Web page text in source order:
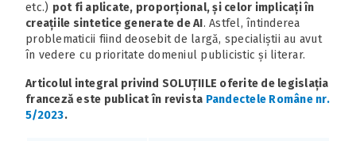
etc.) pot fi aplicate, proporțional, și celor implicați în
creațiile sintetice generate de AI. Astfel, întinderea
problematicii fiind deosebit de largă, specialiștii au avut
în vedere cu prioritate domeniul publicistic și literar.
Articolul integral privind SOLUȚIILE oferite de legislația
franceză este publicat în revista Pandectele Române nr.
5/2023.